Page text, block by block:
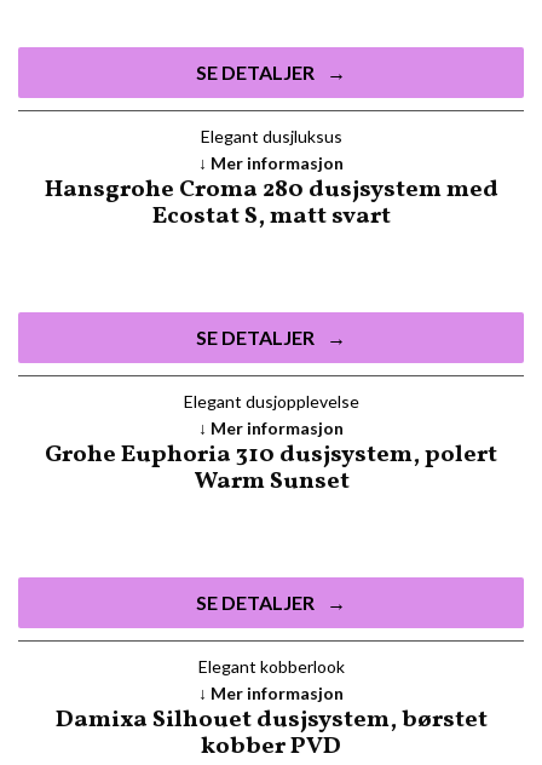
SE DETALJER
Elegant dusjluksus
Hansgrohe Croma 280 dusjsystem med
Ecostat S, matt svart
SE DETALJER
Mer informasjon
Elegant dusjopplevelse
Grohe Euphoria 310 dusjsystem, polert
Warm Sunset
SE DETALJER
Mer informasjon
Elegant kobberlook
Damixa Silhouet dusjsystem, børstet
kobber PVD
Mer informasjon